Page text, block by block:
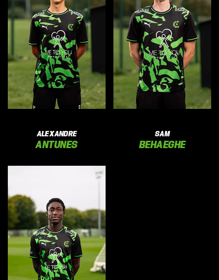
ALEXANDRE
ANTUNES
SAM
BEHAEGHE